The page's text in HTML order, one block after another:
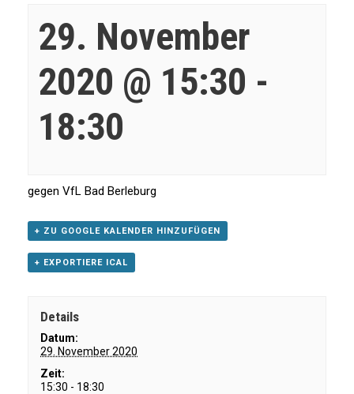
29. November
2020 @ 15:30 -
18:30
gegen VfL Bad Berleburg
+ ZU GOOGLE KALENDER HINZUFÜGEN
+ EXPORTIERE ICAL
Details
Datum:
29. November 2020
Zeit:
15:30 - 18:30